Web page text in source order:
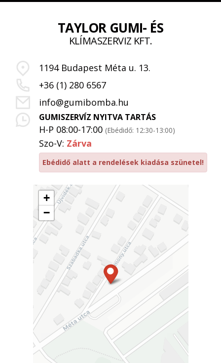
+
−
TAYLOR GUMI- ÉS
KLÍMASZERVIZ KFT.
1194 Budapest Méta u. 13.
+36 (1) 280 6567
info@gumibomba.hu
GUMISZERVÍZ NYITVA TARTÁS
H-P 08:00-17:00 (Ebédidő: 12:30-13:00)
Szo-V: Zárva
Ebédidő alatt a rendelések kiadása szünetel!